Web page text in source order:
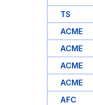
TS
ACME
ACME
ACME
ACME
AFC